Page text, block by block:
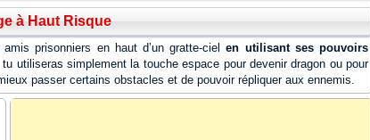
à Haut Risque
prisonniers en haut d’un gratte-cielen utilisant ses pouvoirs
utiliseras simplement la touche espace pour devenir dragon ou pour
passer certains obstacles et de pouvoir répliquer aux ennemis.